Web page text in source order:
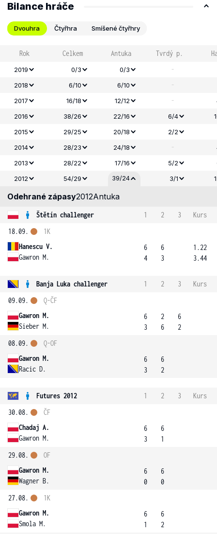
Bilance hráče
Dvouhra Čtyřhra Smíšené čtyřhry
Rok Celkem Antuka Tvrdý p.
2019 0/3 0/3 -
2018 6/10 6/10 -
2017 16/18 12/12 -
2016
38/26 22/16 6/4
2015
29/25 20/18 2/2
2014
28/23 24/18 -
2013
28/22 17/16 5/2
2012
54/29 39/24 3/1
Odehrané zápasy2012Antuka
Štětín challenger 1 2 3
Kurs
18.09.
Hanescu V.
Gawron M.
1K
6
4
6
3
1.22
3.44
Banja Luka challenger 1 2 3
Kurs
09.09.
Gawron M.
Sieber M.
Q-ČF
6
3
2
6
6
2
08.09.
Gawron M.
Racic D.
Q-OF
6
3
6
2
Futures 2012 1 2 3
Kurs
30.08.
Chadaj A.
Gawron M.
ČF
6
3
6
1
29.08.
Gawron M.
Wagner B.
OF
6
0
6
0
27.08.
Gawron M.
Smola M.
1K
6
1
6
2